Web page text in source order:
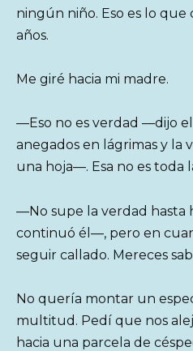
ningún niño. Eso es lo
años.
Me giré hacia mi madre.
—Eso no es verdad —dijo
anegados en lágrimas y la
una hoja—. Esa no es toda
—No supe la verdad hasta
continuó él—, pero en
seguir callado. Mereces
No quería montar un
multitud. Pedí que nos
hacia una parcela de